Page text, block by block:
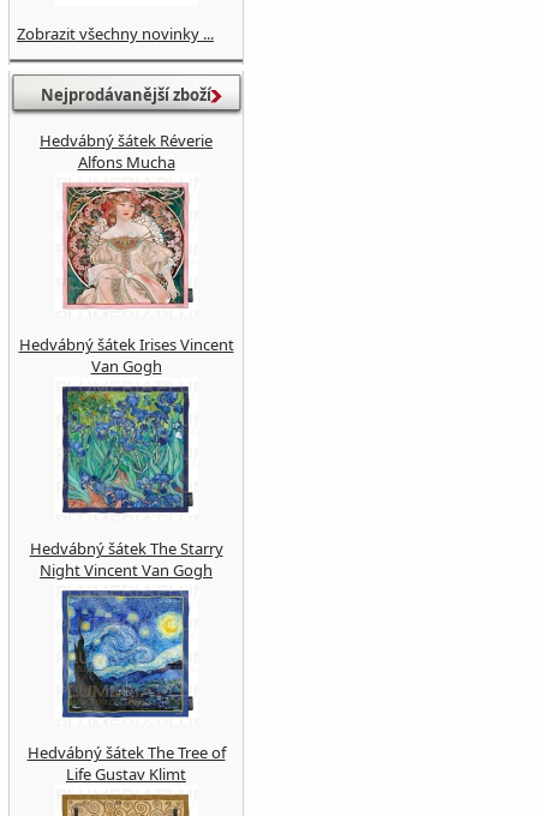
Zobrazit všechny novinky ...
Nejprodávanější zboží
Hedvábný šátek Réverie
Alfons Mucha
Hedvábný šátek Irises Vincent
Van Gogh
Hedvábný šátek The Starry
Night Vincent Van Gogh
Hedvábný šátek The Tree of
Life Gustav Klimt